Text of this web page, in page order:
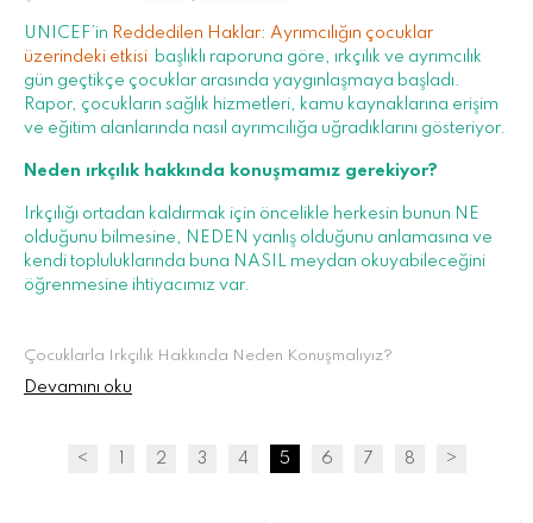
UNICEF’in Reddedilen Haklar: Ayrımcılığın çocuklar
üzerindeki etkisi başlıklı raporuna göre, ırkçılık ve ayrımcılık
gün geçtikçe çocuklar arasında yaygınlaşmaya başladı.
Rapor, çocukların sağlık hizmetleri, kamu kaynaklarına erişim
ve eğitim alanlarında nasıl ayrımcılığa uğradıklarını gösteriyor.
Neden ırkçılık hakkında konuşmamız gerekiyor?
Irkçılığı ortadan kaldırmak için öncelikle herkesin bunun NE
olduğunu bilmesine, NEDEN yanlış olduğunu anlamasına ve
kendi topluluklarında buna NASIL meydan okuyabileceğini
öğrenmesine ihtiyacımız var.
Çocuklarla Irkçılık Hakkında Neden Konuşmalıyız?
Devamını oku
< 2 3 4 5 6 7 8 >